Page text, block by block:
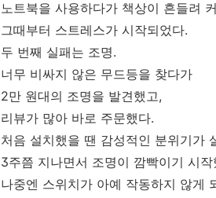
노트북을 사용하다가 책상이 흔들려
그때부터 스트레스가 시작되었다.
두 번째 실패는 조명.
너무 비싸지 않은 무드등을 찾다가
2만 원대의 조명을 발견했고,
리뷰가 많아 바로 주문했다.
처음 설치했을 땐 감성적인 분위기가
3주쯤 지나면서 조명이 깜빡이기 시작
나중엔 스위치가 아예 작동하지 않게